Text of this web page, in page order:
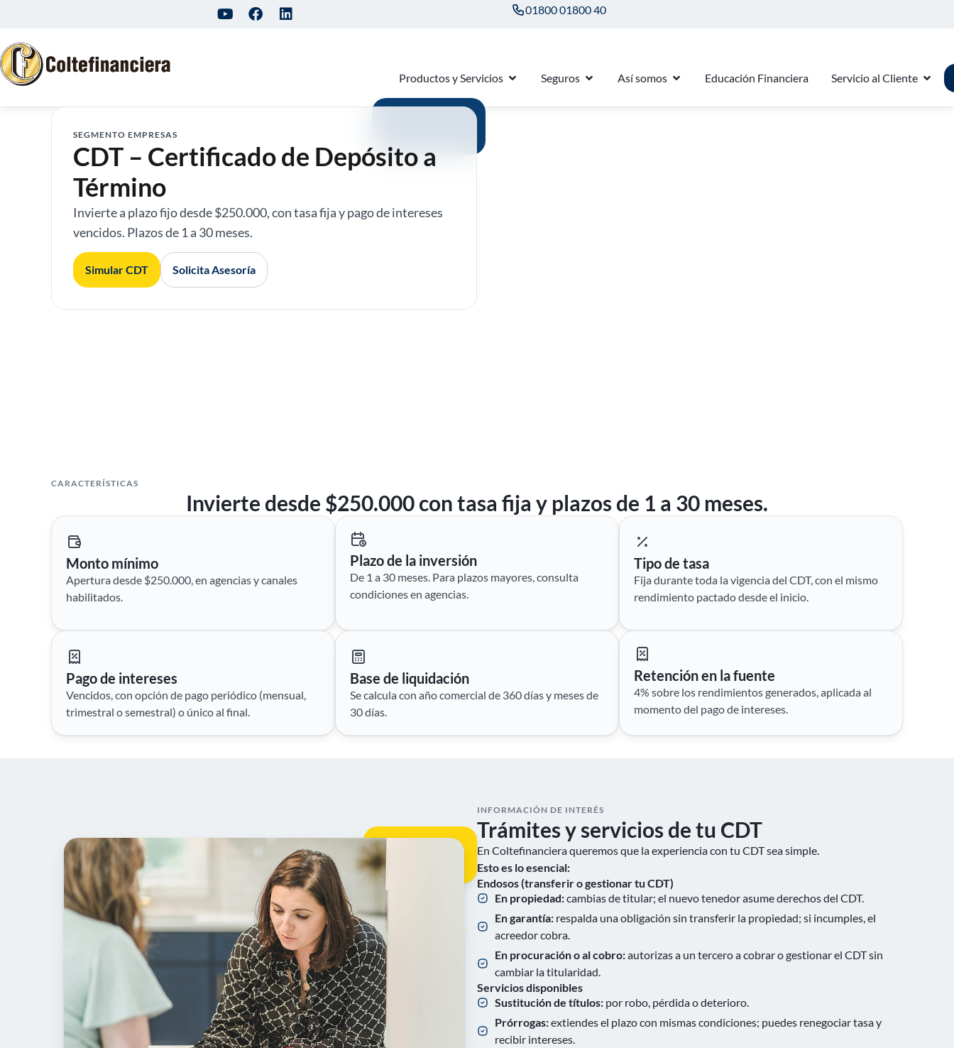
01800 01800 40
Productos y Servicios Seguros Así somos Educación Financiera Servicio al Cliente
SEGMENTO EMPRESAS
CDT – Certificado de Depósito a
Término
Invierte a plazo fijo desde $250.000, con tasa fija y pago de intereses
vencidos. Plazos de 1 a 30 meses.
Simular CDT Solicita Asesoría
CARACTERÍSTICAS
Invierte desde $250.000 con tasa fija y plazos de 1 a 30 meses.
Monto mínimo
Apertura desde $250.000, en agencias y canales
habilitados.
Plazo de la inversión
De 1 a 30 meses. Para plazos mayores, consulta
condiciones en agencias.
Tipo de tasa
Fija durante toda la vigencia del CDT, con el mismo
rendimiento pactado desde el inicio.
Pago de intereses
Vencidos, con opción de pago periódico (mensual,
trimestral o semestral) o único al final.
Base de liquidación
Se calcula con año comercial de 360 días y meses de
30 días.
Retención en la fuente
4% sobre los rendimientos generados, aplicada al
momento del pago de intereses.
INFORMACIÓN DE INTERÉS
Trámites y servicios de tu CDT
En Coltefinanciera queremos que la experiencia con tu CDT sea simple.
Esto es lo esencial:
Endosos (transferir o gestionar tu CDT)
En propiedad:cambias de titular; el nuevo tenedor asume derechos del CDT.
En garantía: respalda una obligación sin transferir la propiedad; si incumples, el
acreedor cobra.
En procuración o al cobro:autorizas a un tercero a cobrar o gestionar el CDT sin
cambiar la titularidad.
Servicios disponibles
Sustitución de títulos: por robo, pérdida o deterioro.
Prórrogas:extiendes el plazo con mismas condiciones; puedes renegociar tasa y
recibir intereses.